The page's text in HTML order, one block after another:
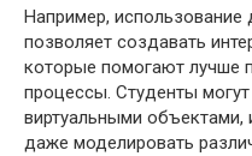
Например, использование
позволяет создавать
которые помогают лучше
процессы. Студенты
виртуальными объектами,
даже моделировать